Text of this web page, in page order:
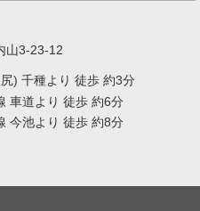
山3-23-12
) 千種より 徒歩 約3分
車道より 徒歩 約6分
今池より 徒歩 約8分